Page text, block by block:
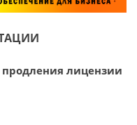
лицензии